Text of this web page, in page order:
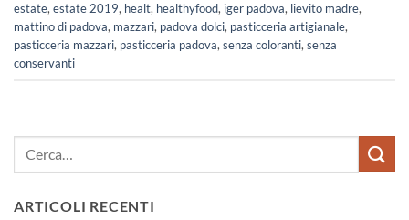
estate, estate 2019, healt, healthyfood, iger padova, lievito madre,
mattino di padova, mazzari, padova dolci, pasticceria artigianale,
pasticceria mazzari, pasticceria padova, senza coloranti, senza
conservanti
ARTICOLI RECENTI